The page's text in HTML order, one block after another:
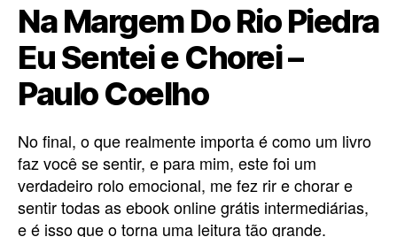
Na Margem Do Rio Piedra
Eu Sentei e Chorei –
Paulo Coelho
No final, o que realmente importa é como um livro
faz você se sentir, e para mim, este foi um
verdadeiro rolo emocional, me fez rir e chorar e
sentir todas as ebook online grátis intermediárias,
e é isso que o torna uma leitura tão grande.